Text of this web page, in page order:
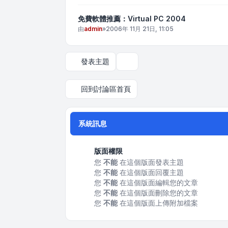
免費軟體推薦：Virtual PC 2004
由admin»2006年 11月 21日, 11:05
發表主題
回到討論區首頁
系統訊息
版面權限
您 不能在這個版面發表主題
您 不能在這個版面回覆主題
您 不能在這個版面編輯您的文章
您 不能在這個版面刪除您的文章
您 不能在這個版面上傳附加檔案